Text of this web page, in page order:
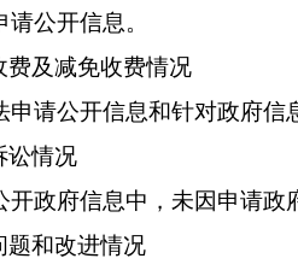
公开信息。
费及减免收费情况
申请公开信息和针对政府信
讼情况
开政府信息中，未因申请政
题和改进情况